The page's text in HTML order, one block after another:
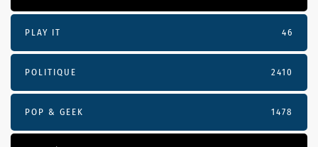
PLAY IT 46
POLITIQUE 2410
POP & GEEK 1478